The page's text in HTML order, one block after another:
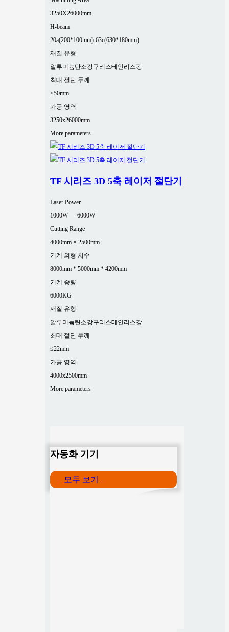
3250X26000mm
H-beam
20a(200*100mm)-63c(630*180mm)
재질 유형
알루미늄탄소강구리 스테인리스강
최대 절단 두께
≤50mm
가공 영역
3250x26000mm
More parameters
TF 시리즈 3D 5축 레이저 절단기
Laser Power
1000W — 6000W
Cutting Range
4000mm × 2500mm
기계 외형 치수
8000mm * 5000mm * 4200mm
기계 중량
6000KG
재질 유형
알루미늄탄소강구리스테인리스강
최대 절단 두께
≤22mm
가공 영역
4000x2500mm
More parameters
자동화 기기
모두 보기